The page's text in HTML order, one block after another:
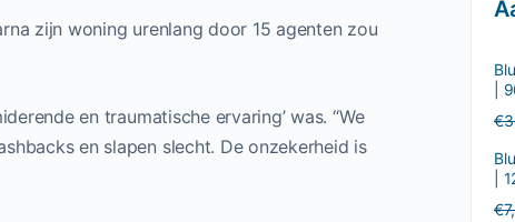
zijn woning urenlang door 15 agenten zou
en traumatische ervaring’ was. “We
en slapen slecht. De onzekerheid is
|
€
|
€